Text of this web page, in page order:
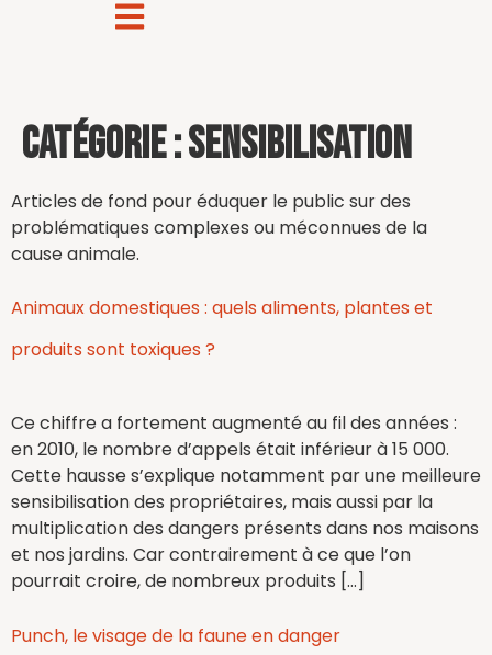
Catégorie :Sensibilisation
Articles de fond pour éduquer le public sur des
problématiques complexes ou méconnues de la
cause animale.
Animaux domestiques : quels aliments, plantes et
produits sont toxiques ?
Ce chiffre a fortement augmenté au fil des années :
en 2010, le nombre d’appels était inférieur à 15 000.
Cette hausse s’explique notamment par une meilleure
sensibilisation des propriétaires, mais aussi par la
multiplication des dangers présents dans nos maisons
et nos jardins. Car contrairement à ce que l’on
pourrait croire, de nombreux produits […]
Punch, le visage de la faune en danger